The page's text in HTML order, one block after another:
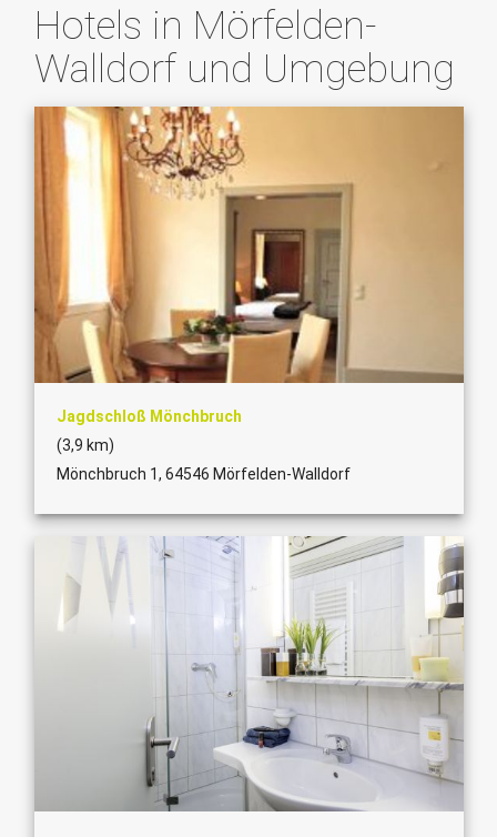
Hotels in Mörfelden-
Walldorf und Umgebung
Jagdschloß Mönchbruch
(3,9 km)
Mönchbruch 1, 64546 Mörfelden-Walldorf